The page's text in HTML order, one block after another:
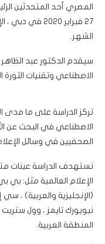
27 فبراير 2020
الشهر.
سيقدم الدكتور عبد
الاصطناعي وتقنيات الثورة
تركز الدراسة على ما مدى
الاصطناعي في البحث عن
الصحفيين في وسائل
تستهدف الدراسة عينات
الإعلام العالمية مثل: بي
(الإنجليزية والعربية) ، سي
نيويورك تايمز ، وول
المنطقة العربية.